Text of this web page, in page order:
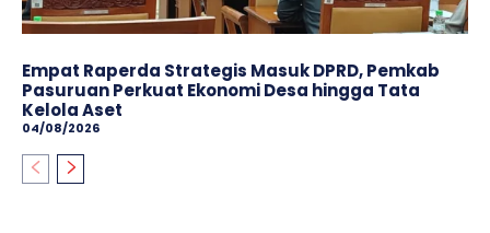
Empat Raperda Strategis Masuk DPRD, Pemkab
Pasuruan Perkuat Ekonomi Desa hingga Tata
Kelola Aset
04/08/2026